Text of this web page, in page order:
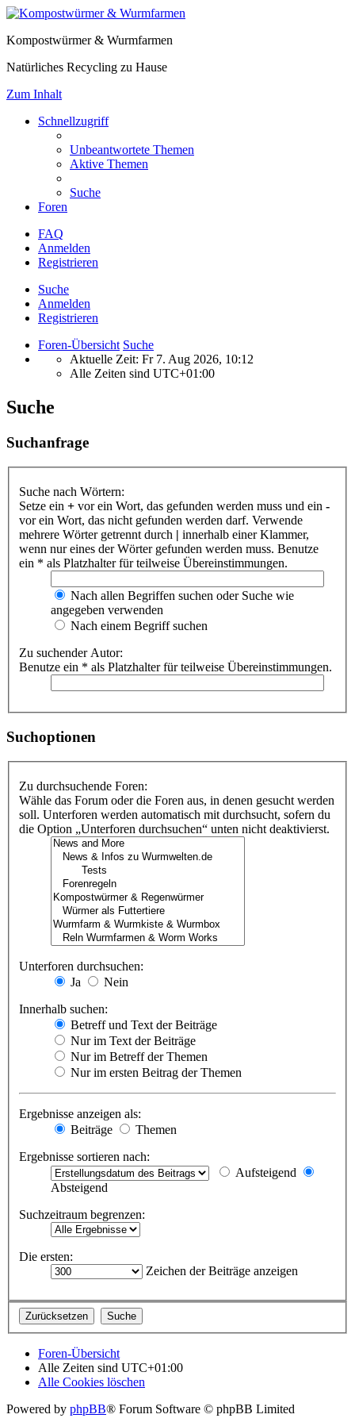
Kompostwürmer & Wurmfarmen
Natürliches Recycling zu Hause
Zum Inhalt
Schnellzugriff
Unbeantwortete Themen
Aktive Themen
Suche
Foren
FAQ
Anmelden
Registrieren
Suche
Anmelden
Registrieren
Foren-Übersicht Suche
Aktuelle Zeit: Fr 7. Aug 2026, 10:12
Alle Zeiten sind UTC+01:00
Suche
Suchanfrage
Suche nach Wörtern:
Setze ein + vor ein Wort, das gefunden werden muss und ein -
vor ein Wort, das nicht gefunden werden darf. Verwende
mehrere Wörter getrennt durch | innerhalb einer Klammer,
wenn nur eines der Wörter gefunden werden muss. Benutze
ein * als Platzhalter für teilweise Übereinstimmungen.
Nach allen Begriffen suchen oder Suche wie
angegeben verwenden
Nach einem Begriff suchen
Zu suchender Autor:
Benutze ein * als Platzhalter für teilweise Übereinstimmungen.
Suchoptionen
Zu durchsuchende Foren:
Wähle das Forum oder die Foren aus, in denen gesucht werden
soll. Unterforen werden automatisch mit durchsucht, sofern du
die Option „Unterforen durchsuchen“ unten nicht deaktivierst.
Unterforen durchsuchen:
Ja
Nein
Innerhalb suchen:
Betreff und Text der Beiträge
Nur im Text der Beiträge
Nur im Betreff der Themen
Nur im ersten Beitrag der Themen
Ergebnisse anzeigen als:
Beiträge
Themen
Ergebnisse sortieren nach:
Aufsteigend
Absteigend
Suchzeitraum begrenzen:
Die ersten:
Zeichen der Beiträge anzeigen
Foren-Übersicht
Alle Zeiten sind UTC+01:00
Alle Cookies löschen
Powered by phpBB® Forum Software © phpBB Limited